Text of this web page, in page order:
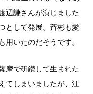
辺謙さんが演じました
として発展。斉彬も愛
用いたのだそうです。
摩で研鑽して生まれた
てしまいましたが、江